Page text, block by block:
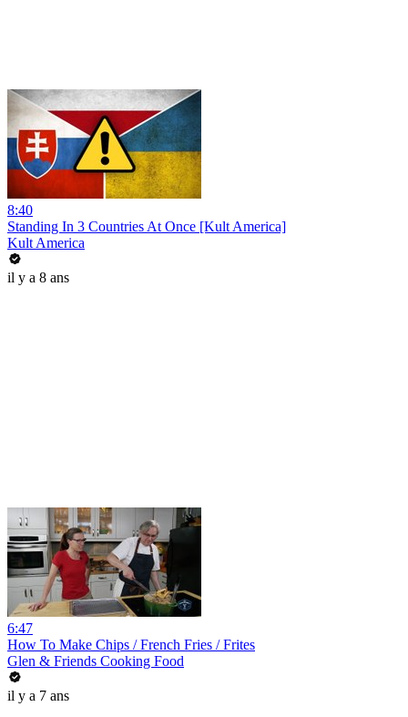
8:40
Standing In 3 Countries At Once [Kult America]
Kult America
il y a 8 ans
6:47
How To Make Chips / French Fries / Frites
Glen & Friends Cooking Food
il y a 7 ans